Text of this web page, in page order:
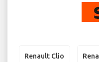
Renault Clio